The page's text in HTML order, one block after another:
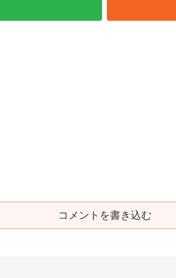
コメントを書き込む